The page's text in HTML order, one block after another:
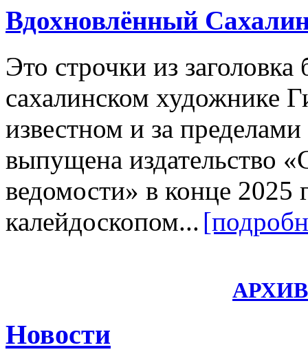
Вдохновлённый
Это строчки из
сахалинском художнике
известном и за пределами
выпущена издательство
ведомости» в конце 2025
калейдоскопом...
Новости